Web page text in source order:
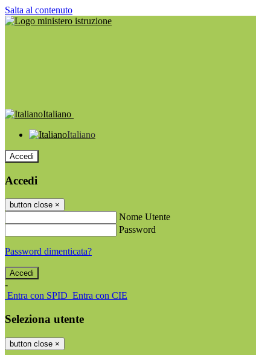
Salta al contenuto
Italiano
Italiano
Accedi
Accedi
button close ×
Nome Utente
Password
Password dimenticata?
-
Entra con SPID Entra con CIE
Seleziona utente
button close ×